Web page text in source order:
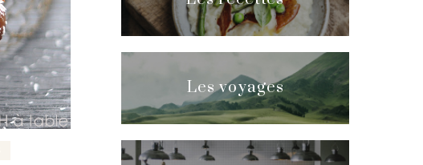
Les voyages